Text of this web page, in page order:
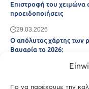
Για να παρέχουμε την
Επιστροφή του χειμώνα
προειδοποιήσεις
29.03.2026
Ο απόλυτος χάρτης των
Βαυαρία το 2026;
Μόναχο;